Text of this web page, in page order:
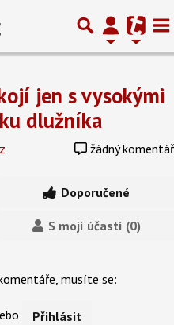
jen s vysokými
dlužníka
žádný komentář
Doporučené
S mojí účastí (0)
musíte se:
Přihlásit